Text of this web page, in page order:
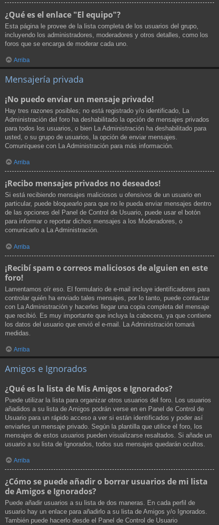
¿Qué es el enlace "El equipo"?
Esta página le provee de la lista completa de los usuarios del grupo,
incluyendo los administradores, moderadores y otros detalles, como los
foros que se encarga de moderar cada uno.
Arriba
Mensajería privada
¡No puedo enviar un mensaje privado!
Hay tres razones posibles; no está registrado y/o identificado, La
Administración del foro ha deshabilitado la opción de mensajes privados
para todos los usuarios, o bien La Administración ha deshabilitado para
usted, o su grupo de usuarios, la opción de enviar mensajes.
Comuníquese con La Administración para más información.
Arriba
¡Recibo mensajes privados no deseados!
Si está recibiendo mensajes maliciosos u ofensivos de un usuario en
particular, puede bloquearlo para que no le pueda enviar mensajes dentro
de las opciones del Panel de Control de Usuario, puede usar el botón
para informar o reportar dichos mensajes a los Moderadores, o
comunicarlo a La Administración.
Arriba
¡Recibí spam o correos maliciosos de alguien en este
foro!
Lamentamos oír eso. El formulario de e-mail incluye identificadores para
controlar quién ha enviado tales mensajes, por lo tanto, puede contactar
con La Administración y hacerles llegar una copia completa del mensaje
que recibió. Es muy importante que incluya la cabecera, ya que contiene
los datos del usuario que envió el e-mail. La Administración tomará
medidas.
Arriba
Amigos e Ignorados
¿Qué es la lista de Mis Amigos e Ignorados?
Puede utilizar la lista para organizar otros usuarios del foro. Los usuarios
añadidos a su lista de Amigos podrán verse en en Panel de Control de
Usuario para un rápido acceso a ver si están identificados y poder así
enviarles un mensaje privado. Según la plantilla que utilice el foro, los
mensajes de estos usuarios pueden visualizarse resaltados. Si añade un
usuario a su lista de Ignorados, todos sus mensajes quedarán ocultos.
Arriba
¿Cómo se puede añadir o borrar usuarios de mi lista
de Amigos e Ignorados?
Puede añadir usuarios a su lista de dos maneras. En cada perfil de
usuario hay un enlace para añadirlo a su lista de Amigos y/o Ignorados.
También puede hacerlo desde el Panel de Control de Usuario